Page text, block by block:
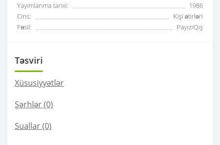
Yayımlanma tarixi:
1986
Cins:
Kişi ətirləri
Fəsil:
Payız/Qış
Təsviri
Xüsusiyyətlər
Şərhlər (0)
Suallar(0)